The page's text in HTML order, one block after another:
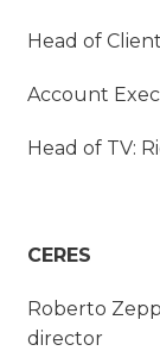
Head of
Account
Head of TV:
CERES
Roberto
director